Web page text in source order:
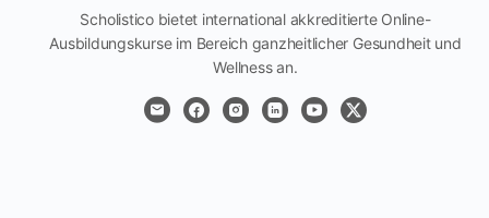
Scholistico bietet international akkreditierte Online-
Ausbildungskurse im Bereich ganzheitlicher Gesundheit und
Wellness an.